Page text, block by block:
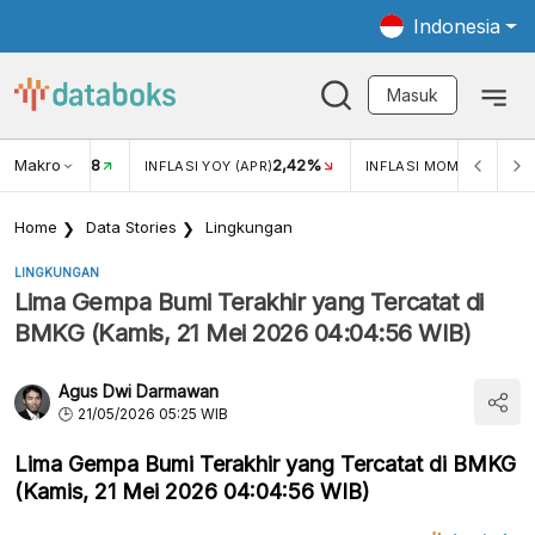
Indonesia
Masuk
Makro
USD/IDR 18 INFLASI YOY (APR)2,42% INFLASI MOM (APR)
Home Data Stories Lingkungan
LINGKUNGAN
Lima Gempa Bumi Terakhir yang Tercatat di
BMKG (Kamis, 21 Mei 2026 04:04:56 WIB)
Agus Dwi Darmawan
21/05/2026 05:25 WIB
Lima Gempa Bumi Terakhir yang Tercatat di BMKG
(Kamis, 21 Mei 2026 04:04:56 WIB)